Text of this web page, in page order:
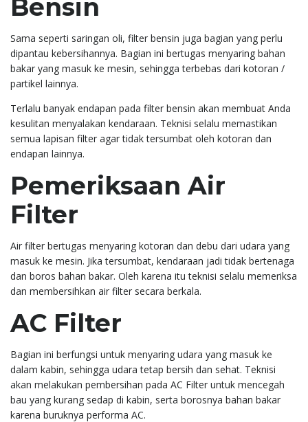
Bensin
Sama seperti saringan oli, filter bensin juga bagian yang perlu
dipantau kebersihannya. Bagian ini bertugas menyaring bahan
bakar yang masuk ke mesin, sehingga terbebas dari kotoran /
partikel lainnya.
Terlalu banyak endapan pada filter bensin akan membuat Anda
kesulitan menyalakan kendaraan. Teknisi selalu memastikan
semua lapisan filter agar tidak tersumbat oleh kotoran dan
endapan lainnya.
Pemeriksaan Air
Filter
Air filter bertugas menyaring kotoran dan debu dari udara yang
masuk ke mesin. Jika tersumbat, kendaraan jadi tidak bertenaga
dan boros bahan bakar. Oleh karena itu teknisi selalu memeriksa
dan membersihkan air filter secara berkala.
AC Filter
Bagian ini berfungsi untuk menyaring udara yang masuk ke
dalam kabin, sehingga udara tetap bersih dan sehat. Teknisi
akan melakukan pembersihan pada AC Filter untuk mencegah
bau yang kurang sedap di kabin, serta borosnya bahan bakar
karena buruknya performa AC.